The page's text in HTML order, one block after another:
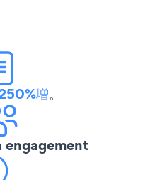
増。
engagement